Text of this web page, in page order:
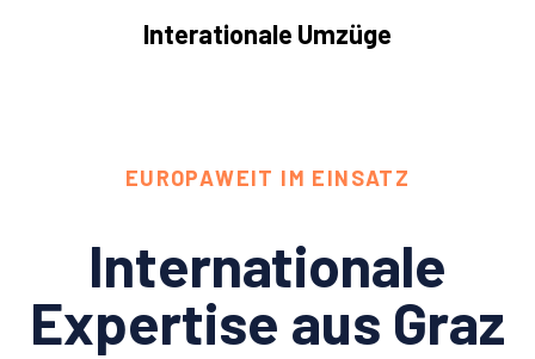
Interationale Umzüge
EUROPAWEIT IM EINSATZ
Internationale
Expertise aus Graz